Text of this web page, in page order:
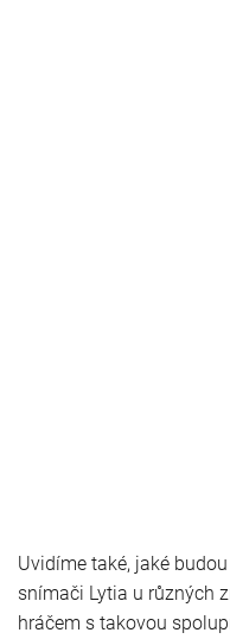
Uvidíme také, jaké
snímači Lytia u různých
hráčem s takovou